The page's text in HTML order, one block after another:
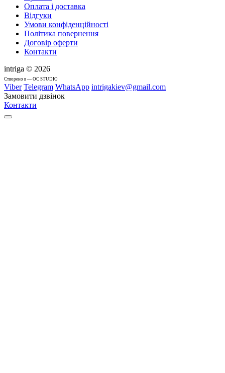
Оплата і доставка
Відгуки
Умови конфіденційності
Політика повернення
Договір оферти
Контакти
intriga © 2026
Cтворено в — OC STUDIO
Viber Telegram WhatsApp intrigakiev@gmail.com
Замовити дзвінок
Контакти